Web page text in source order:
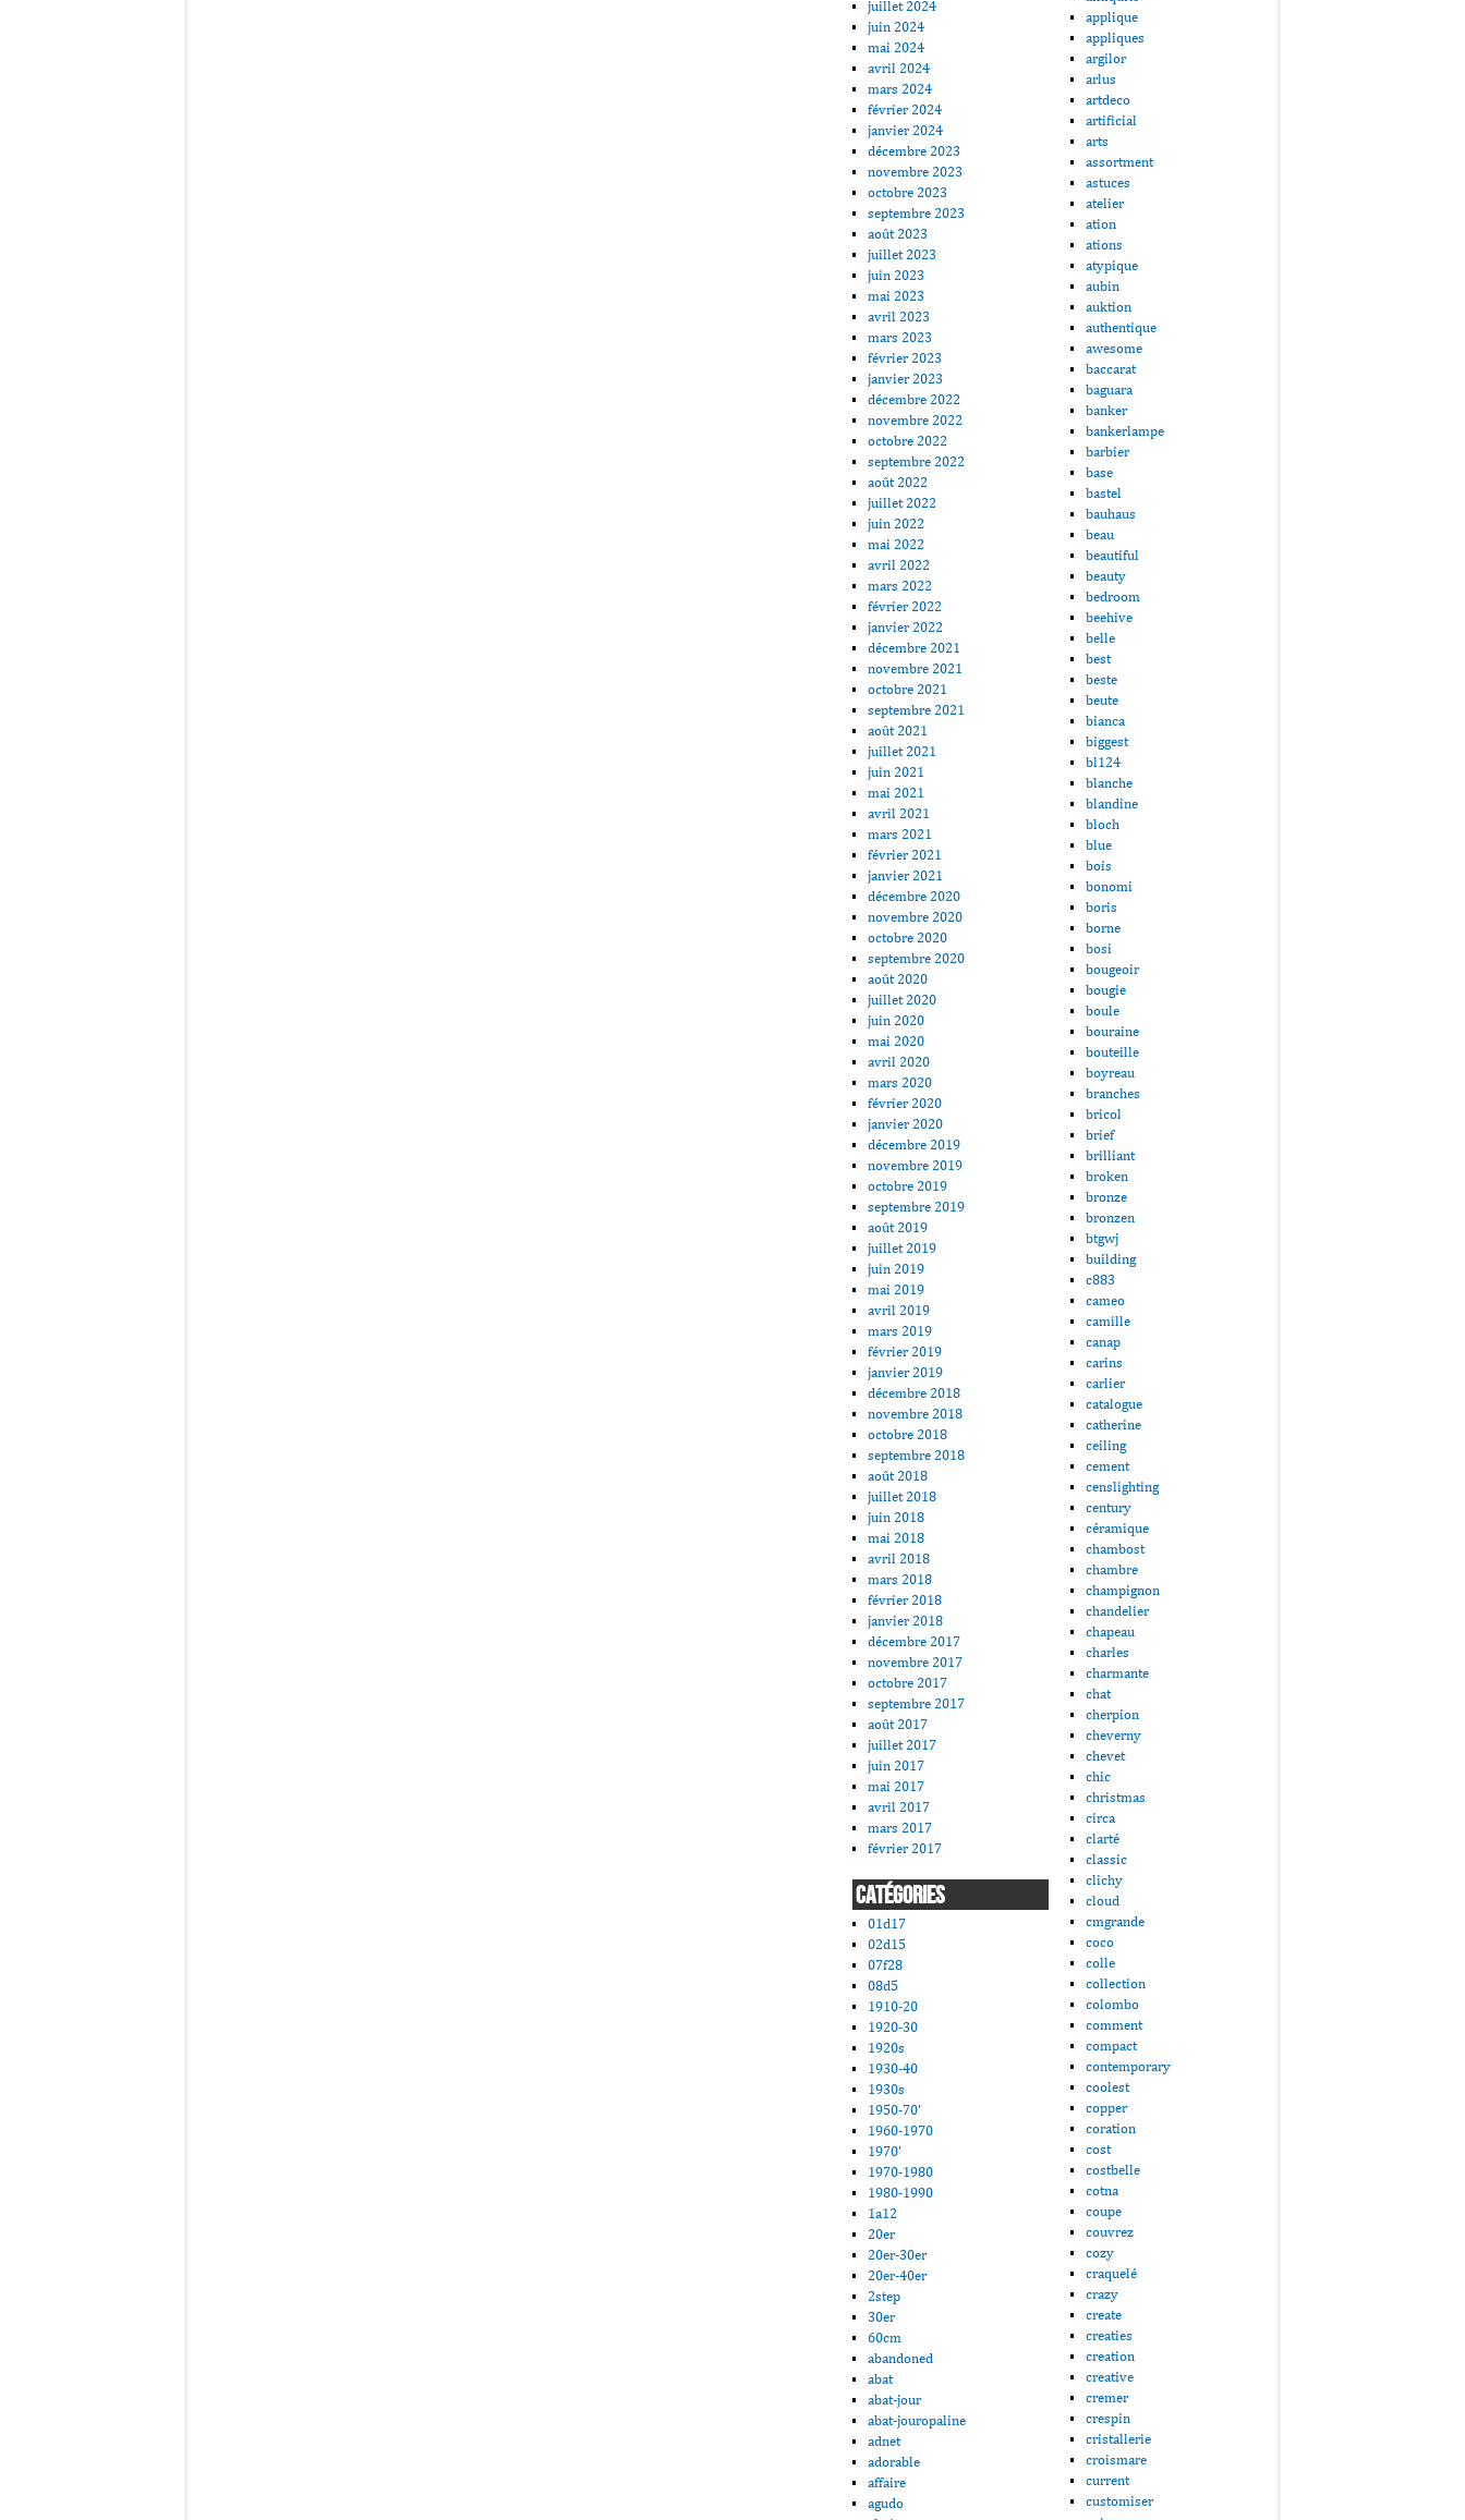
juillet 2024
juin 2024
mai 2024
avril 2024
mars 2024
février 2024
janvier 2024
décembre 2023
novembre 2023
octobre 2023
septembre 2023
août 2023
juillet 2023
juin 2023
mai 2023
avril 2023
mars 2023
février 2023
janvier 2023
décembre 2022
novembre 2022
octobre 2022
septembre 2022
août 2022
juillet 2022
juin 2022
mai 2022
avril 2022
mars 2022
février 2022
janvier 2022
décembre 2021
novembre 2021
octobre 2021
septembre 2021
août 2021
juillet 2021
juin 2021
mai 2021
avril 2021
mars 2021
février 2021
janvier 2021
décembre 2020
novembre 2020
octobre 2020
septembre 2020
août 2020
juillet 2020
juin 2020
mai 2020
avril 2020
mars 2020
février 2020
janvier 2020
décembre 2019
novembre 2019
octobre 2019
septembre 2019
août 2019
juillet 2019
juin 2019
mai 2019
avril 2019
mars 2019
février 2019
janvier 2019
décembre 2018
novembre 2018
octobre 2018
septembre 2018
août 2018
juillet 2018
juin 2018
mai 2018
avril 2018
mars 2018
février 2018
janvier 2018
décembre 2017
novembre 2017
octobre 2017
septembre 2017
août 2017
juillet 2017
juin 2017
mai 2017
avril 2017
mars 2017
février 2017
CATÉGORIES
01d17
02d15
07f28
08d5
1910-20
1920-30
1920s
1930-40
1930s
1950-70'
1960-1970
1970'
1970-1980
1980-1990
1a12
20er
20er-30er
20er-40er
2step
30er
60cm
abandoned
abat
abat-jour
abat-jouropaline
adnet
adorable
affaire
agudo
applique
appliques
argilor
arlus
artdeco
artificial
arts
assortment
astuces
atelier
ation
ations
atypique
aubin
auktion
authentique
awesome
baccarat
baguara
banker
bankerlampe
barbier
base
bastel
bauhaus
beau
beautiful
beauty
bedroom
beehive
belle
best
beste
beute
bianca
biggest
bl124
blanche
blandine
bloch
blue
bois
bonomi
boris
borne
bosi
bougeoir
bougie
boule
bouraine
bouteille
boyreau
branches
bricol
brief
brilliant
broken
bronze
bronzen
btgwj
building
c883
cameo
camille
canap
carins
carlier
catalogue
catherine
ceiling
cement
censlighting
century
céramique
chambost
chambre
champignon
chandelier
chapeau
charles
charmante
chat
cherpion
cheverny
chevet
chic
christmas
circa
clarté
classic
clichy
cloud
cmgrande
coco
colle
collection
colombo
comment
compact
contemporary
coolest
copper
coration
cost
costbelle
cotna
coupe
couvrez
cozy
craquelé
crazy
create
creaties
creation
creative
cremer
crespin
cristallerie
croismare
current
customiser